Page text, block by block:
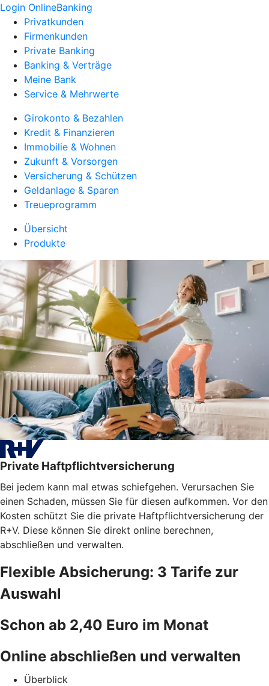
Login OnlineBanking
Privatkunden
Firmenkunden
Private Banking
Banking & Verträge
Meine Bank
Service & Mehrwerte
Girokonto & Bezahlen
Kredit & Finanzieren
Immobilie & Wohnen
Zukunft & Vorsorgen
Versicherung & Schützen
Geldanlage & Sparen
Treueprogramm
Übersicht
Produkte
Private Haftpflichtversicherung
Bei jedem kann mal etwas schiefgehen. Verursachen Sie
einen Schaden, müssen Sie für diesen aufkommen. Vor den
Kosten schützt Sie die private Haftpflichtversicherung der
R+V. Diese können Sie direkt online berechnen,
abschließen und verwalten.
Flexible Absicherung: 3 Tarife zur
Auswahl
Schon ab 2,40 Euro im Monat
Online abschließen und verwalten
Überblick